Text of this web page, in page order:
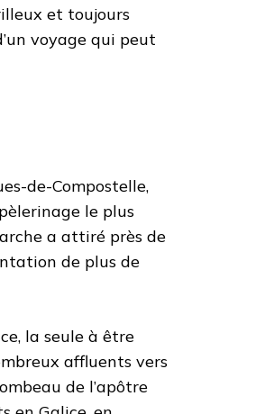
et toujours
voyage qui peut
de-Compostelle,
le plus
a attiré près de
de plus de
la seule à être
affluents vers
de l’apôtre